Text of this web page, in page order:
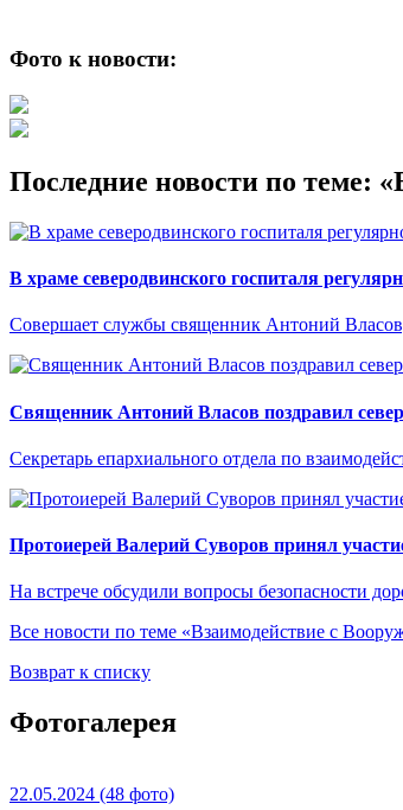
Фото к новости:
Последние новости по теме:
В храме северодвинского госпиталя
Совершает службы священник Антоний
Священник Антоний Власов поздравил
Секретарь епархиального отдела по
Протоиерей Валерий Суворов принял
На встрече обсудили вопросы безопасности
Все новости по теме «Взаимодействие с
Возврат к списку
Фотогалерея
22.05.2024 (48 фото)